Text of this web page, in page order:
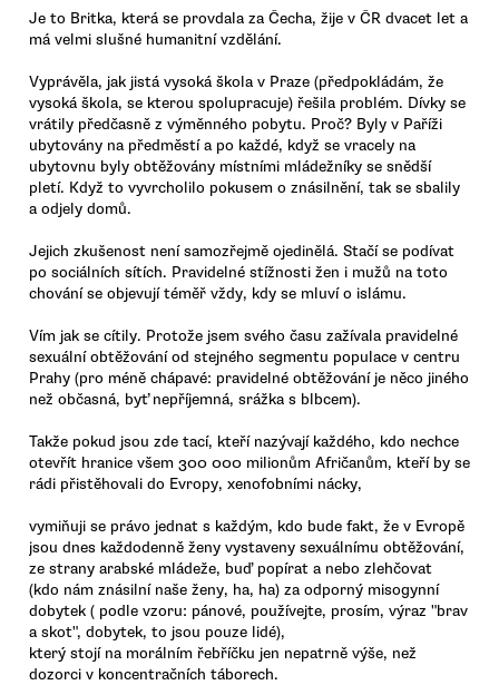
Je to Britka, která se provdala za Čecha, žije v ČR dvacet let a
má velmi slušné humanitní vzdělání.
Vyprávěla, jak jistá vysoká škola v Praze (předpokládám, že
vysoká škola, se kterou spolupracuje) řešila problém. Dívky se
vrátily předčasně z výměnného pobytu. Proč? Byly v Paříži
ubytovány na předměstí a po každé, když se vracely na
ubytovnu byly obtěžovány místními mládežníky se snědší
pletí. Když to vyvrcholilo pokusem o znásilnění, tak se sbalily
a odjely domů.
Jejich zkušenost není samozřejmě ojedinělá. Stačí se podívat
po sociálních sítích. Pravidelné stížnosti žen i mužů na toto
chování se objevují téměř vždy, kdy se mluví o islámu.
Vím jak se cítily. Protože jsem svého času zažívala pravidelné
sexuální obtěžování od stejného segmentu populace v centru
Prahy (pro méně chápavé: pravidelné obtěžování je něco jiného
než občasná, byť nepříjemná, srážka s blbcem).
Takže pokud jsou zde tací, kteří nazývají každého, kdo nechce
otevřít hranice všem 300 000 milionům Afričanům, kteří by se
rádi přistěhovali do Evropy, xenofobními nácky,
vymiňuji se právo jednat s každým, kdo bude fakt, že v Evropě
jsou dnes každodenně ženy vystaveny sexuálnímu obtěžování,
ze strany arabské mládeže, buď popírat a nebo zlehčovat
(kdo nám znásilní naše ženy, ha, ha) za odporný misogynní
dobytek ( podle vzoru: pánové, používejte, prosím, výraz "brav
a skot", dobytek, to jsou pouze lidé),
který stojí na morálním řebříčku jen nepatrně výše, než
dozorci v koncentračních táborech.